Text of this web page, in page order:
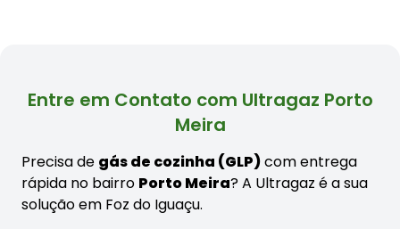
Entre em Contato com Ultragaz Porto
Meira
Precisa de gás de cozinha (GLP)com entrega
rápida no bairro Porto Meira? A Ultragaz é a sua
solução em Foz do Iguaçu.